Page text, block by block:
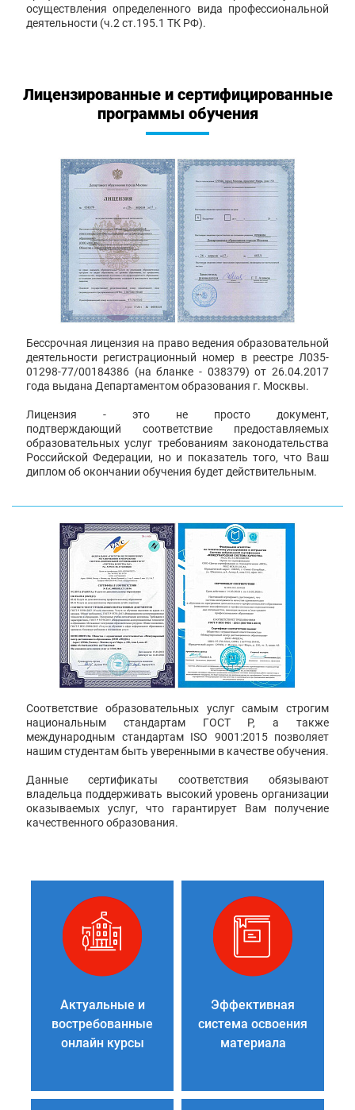
осуществления определенного вида профессиональной
деятельности (ч.2 ст.195.1 ТК РФ).
Лицензированные и сертифицированные
программы обучения
Бессрочная лицензия на право ведения образовательной
деятельности регистрационный номер в реестре Л035-
01298-77/00184386 (на бланке - 038379) от 26.04.2017
года выдана Департаментом образования г. Москвы.
Лицензия - это не просто документ,
подтверждающий соответствие предоставляемых
образовательных услуг требованиям законодательства
Российской Федерации, но и показатель того, что Ваш
диплом об окончании обучения будет действительным.
Соответствие образовательных услуг самым строгим
национальным стандартам ГОСТ Р, а также
международным стандартам ISO 9001:2015 позволяет
нашим студентам быть уверенными в качестве обучения.
Данные сертификаты соответствия обязывают
владельца поддерживать высокий уровень организации
оказываемых услуг, что гарантирует Вам получение
качественного образования.
Актуальные и
востребованные
онлайн курсы
Эффективная
система освоения
материала